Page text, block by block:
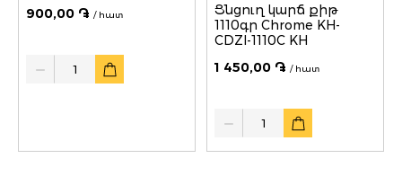
900,00 ֏ / հատ
Ցնցուղ կարճ քիթ
1110գր Chrome KH-
CDZI-1110C KH
1 450,00 ֏ / հատ
Quantity